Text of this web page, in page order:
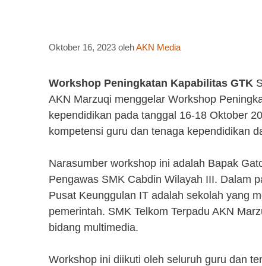
Oktober 16, 2023 olehAKN Media
Workshop Peningkatan Kapabilitas GTK
AKN Marzuqi menggelar Workshop
kependidikan pada tanggal 16-18 Oktober
kompetensi guru dan tenaga kependidikan
Narasumber workshop ini adalah Bapak
Pengawas SMK Cabdin Wilayah III. Dalam
Pusat Keunggulan IT adalah sekolah yang
pemerintah. SMK Telkom Terpadu AKN
bidang multimedia.
Workshop ini diikuti oleh seluruh guru dan